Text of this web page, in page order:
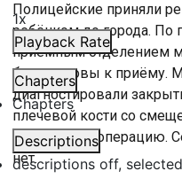
1x
Playback Rate
Chapters
Chapters
Descriptions
descriptions off, selected
Полицейские приняли
ребёнком до города. По
приёмным отделением
были готовы к приёму.
диагностировали
плечевой кости со
экстренную операцию.
нет.